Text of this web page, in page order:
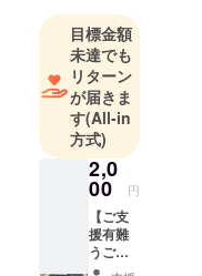
目標金額
未達でも
リターン
が届きま
す(All-in
方式)
2,0
00 円
【ご支
援有難
うござ
いま